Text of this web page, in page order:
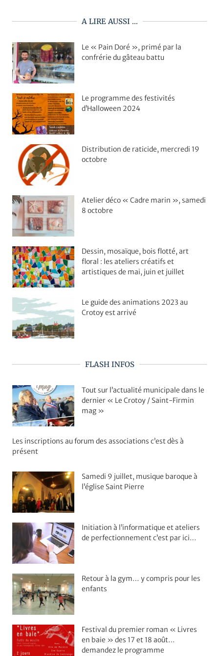
A LIRE AUSSI ...
Le « Pain Doré », primé par la
confrérie du gâteau battu
Le programme des festivités
d’Halloween 2024
Distribution de raticide, mercredi 19
octobre
Atelier déco « Cadre marin », samedi
8 octobre
Dessin, mosaïque, bois flotté, art
floral : les ateliers créatifs et
artistiques de mai, juin et juillet
Le guide des animations 2023 au
Crotoy est arrivé
FLASH INFOS
Tout sur l’actualité municipale dans le
dernier « Le Crotoy / Saint-Firmin
mag »
Les inscriptions au forum des associations c’est dès à
présent
Samedi 9 juillet, musique baroque à
l’église Saint Pierre
Initiation à l’informatique et ateliers
de perfectionnement c’est par ici…
Retour à la gym… y compris pour les
enfants
Festival du premier roman « Livres
en baie » des 17 et 18 août…
demandez le programme